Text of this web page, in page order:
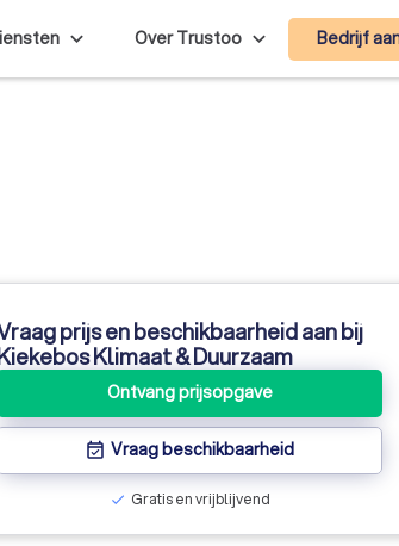
Over Trustoo Bedrijf
prijs en beschikbaarheid aan bij
Klimaat & Duurzaam
Ontvang prijsopgave
event_available Vraag beschikbaarheid
check Gratis en vrijblijvend